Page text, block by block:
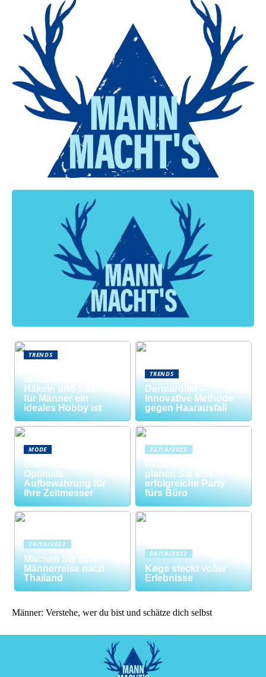
TRENDS
entdecken: Warum
Häkeln und Stricken
für Männer ein
ideales Hobby ist
TRENDS
Dermaroller –
Innovative Methode
gegen Haarausfall
MODE
Uhrenrolle: Die
Optimale
Aufbewahrung für
Ihre Zeitmesser
22/10/2022
Firmenfeier? So
planen Sie eine
erfolgreiche Party
fürs Büro
14/10/2022
Machen Sie eine
Männerreise nach
Thailand
06/10/2022
Køge steckt voller
Erlebnisse
Männer: Verstehe, wer du bist und schätze dich selbst